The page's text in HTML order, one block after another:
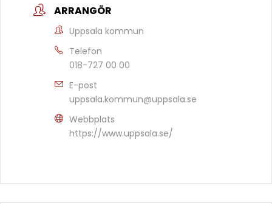
ARRANGÖR
Uppsala kommun
Telefon
018-727 00 00
E-post
uppsala.kommun@uppsala.se
Webbplats
https://www.uppsala.se/